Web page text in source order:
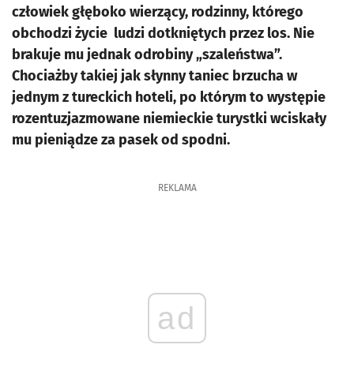
człowiek głęboko wierzący, rodzinny, którego
obchodzi życie ludzi dotkniętych przez los. Nie
brakuje mu jednak odrobiny „szaleństwa”.
Chociażby takiej jak słynny taniec brzucha w
jednym z tureckich hoteli, po którym to występie
rozentuzjazmowane niemieckie turystki wciskały
mu pieniądze za pasek od spodni.
REKLAMA
ad